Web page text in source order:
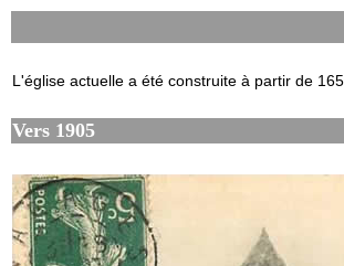
L'église actuelle a été construite à partir de
Vers 1905